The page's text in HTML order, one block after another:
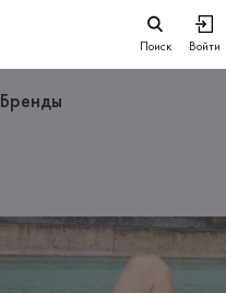
Поиск Войти
Бренды